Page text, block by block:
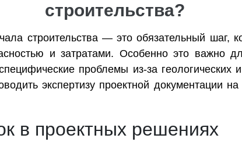
строительства?
строительства — это обязательный шаг,
и затратами. Особенно это важно
проблемы из-за геологических
экспертизу проектной документации
в проектных решениях